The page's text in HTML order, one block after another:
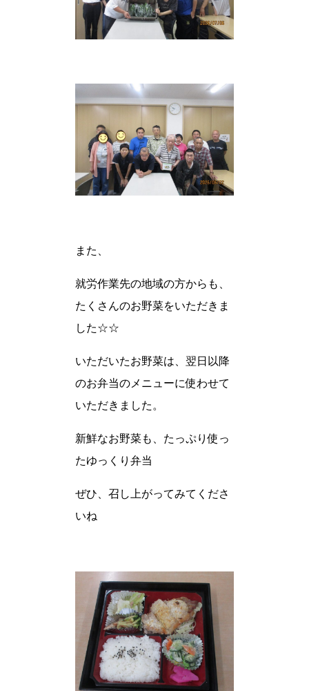
また、
就労作業先の地域の方からも、
たくさんのお野菜をいただきま
した☆☆
いただいたお野菜は、翌日以降
のお弁当のメニューに使わせて
いただきました。
新鮮なお野菜も、たっぷり使っ
たゆっくり弁当
ぜひ、召し上がってみてくださ
いね